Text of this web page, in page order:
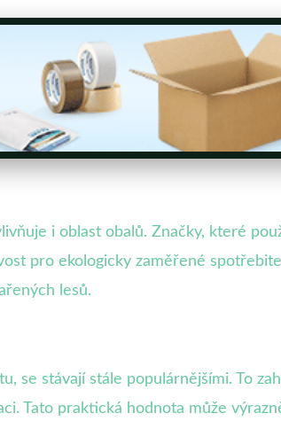
i oblast obalů. Značky, které
pro ekologicky zaměřené
lesů.
se stávají stále populárnějšími. To
Tato praktická hodnota může